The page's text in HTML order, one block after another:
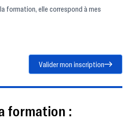
Valider mon inscription
formation :